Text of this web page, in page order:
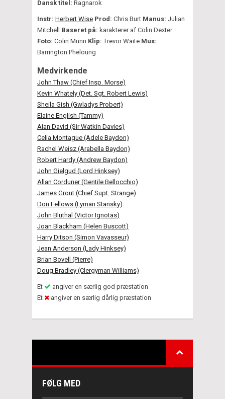
Dansk titel: Ragnarok
Instr: Herbert Wise Prod: Chris Burt Manus: Julian
Mitchell Baseret på: karakterer af Colin Dexter
Foto: Colin Munn Klip: Trevor Waite Mus:
Barrington Pheloung
Medvirkende
John Thaw (Chief Insp. Morse)
Kevin Whately (Det. Sgt. Robert Lewis)
Sheila Gish (Gwladys Probert)
Elaine English (Tammy)
Alan David (Sir Watkin Davies)
Celia Montague (Adele Baydon)
Rachel Weisz (Arabella Baydon)
Robert Hardy (Andrew Baydon)
John Gielgud (Lord Hinksey)
Allan Corduner (Gentile Bellocchio)
James Grout (Chief Supt. Strange)
Don Fellows (Lyman Stansky)
John Bluthal (Victor Ignotas)
Joan Blackham (Helen Buscott)
Harry Ditson (Simon Vavasseur)
Jean Anderson (Lady Hinksey)
Brian Bovell (Pierre)
Doug Bradley (Clergyman Williams)
Et
angiver en særlig god præstation
Et
angiver en særlig dårlig præstation
FØLG MED